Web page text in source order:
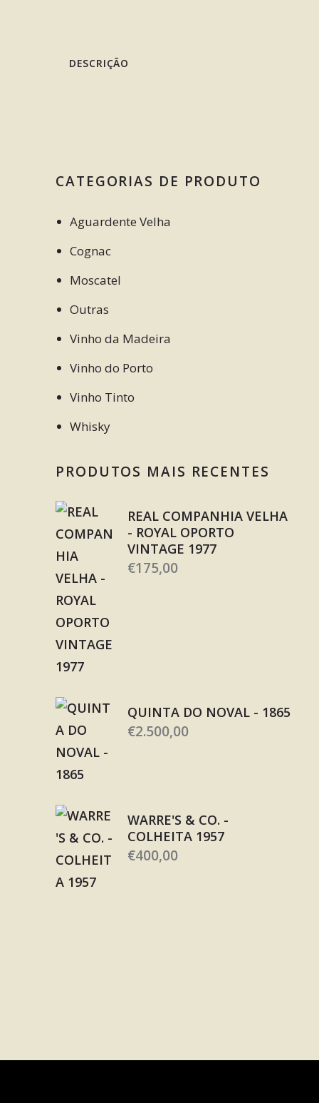
DESCRIÇÃO
CATEGORIAS DE PRODUTO
Aguardente Velha
Cognac
Moscatel
Outras
Vinho da Madeira
Vinho do Porto
Vinho Tinto
Whisky
PRODUTOS MAIS RECENTES
REAL COMPANHIA VELHA
- ROYAL OPORTO
VINTAGE 1977
€175,00
QUINTA DO NOVAL - 1865
€2.500,00
WARRE'S & CO. -
COLHEITA 1957
€400,00